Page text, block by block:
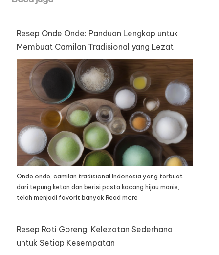
Resep Onde Onde: Panduan Lengkap untuk
Membuat Camilan Tradisional yang Lezat
Onde onde, camilan tradisional Indonesia yang terbuat
dari tepung ketan dan berisi pasta kacang hijau manis,
telah menjadi favorit banyak Read more
Resep Roti Goreng: Kelezatan Sederhana
untuk Setiap Kesempatan